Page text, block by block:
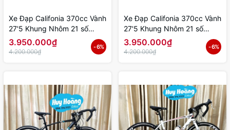
Xe Đạp Califonia 370cc Vành
27'5 Khung Nhôm 21 số
Shimano
3.950.000₫
4.200.000₫
- 6%
Xe Đạp Califonia 370cc Vành
27'5 Khung Nhôm 21 số
Shimano
3.950.000₫
4.200.000₫
- 6%